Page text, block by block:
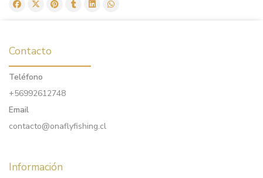
Contacto
Teléfono
+56992612748
Email
contacto@onaflyfishing.cl
Información